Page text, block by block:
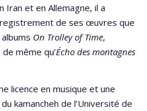
Iran et en Allemagne, il a
de ses œuvres que
On Trolley of Time,
de même qu’Écho des montagnes
licence en musique et une
kamancheh de l’Université de